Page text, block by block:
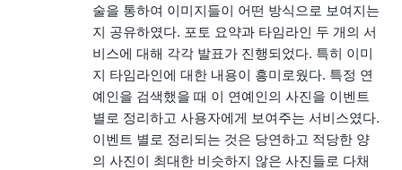
술을 통하여 이미지들이 어떤 방식으로 보여지는
지 공유하였다. 포토 요약과 타임라인 두 개의 서
비스에 대해 각각 발표가 진행되었다. 특히 이미
지 타임라인에 대한 내용이 흥미로웠다. 특정 연
예인을 검색했을 때 이 연예인의 사진을 이벤트
별로 정리하고 사용자에게 보여주는 서비스였다.
이벤트 별로 정리되는 것은 당연하고 적당한 양
의 사진이 최대한 비슷하지 않은 사진들로 다채